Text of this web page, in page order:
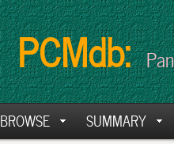
PCMdb:
BROWSE SUMMARY